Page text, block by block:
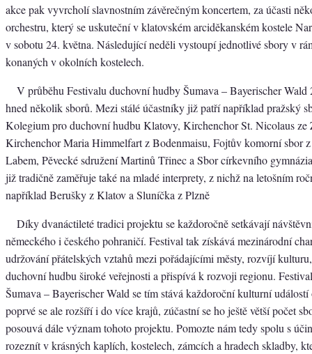
akce pak vyvrcholí slavnostním závěrečným koncertem, za účasti
orchestru, který se uskuteční v klatovském arciděkanském kostele
v sobotu 24. května. Následující neděli vystoupí jednotlivé sbory v
konaných v okolních kostelech.
V průběhu Festivalu duchovní hudby Šumava – Bayerischer Wald
hned několik sborů. Mezi stálé účastníky již patří například pražský
Kolegium pro duchovní hudbu Klatovy, Kirchenchor St. Nicolaus ze
Kirchenchor Maria Himmelfart z Bodenmaisu, Fojtův komorní sbor
Labem, Pěvecké sdružení Martinů Třinec a Sbor církevního
již tradičně zaměřuje také na mladé interprety, z nichž na letošním
například Berušky z Klatov a Sluníčka z Plzně
Díky dvanáctileté tradici projektu se každoročně setkávají
německého i českého pohraničí. Festival tak získává mezinárodní
udržování přátelských vztahů mezi pořádajícími městy, rozvíjí
duchovní hudbu široké veřejnosti a přispívá k rozvoji regionu.
Šumava – Bayerischer Wald se tím stává každoroční kulturní
poprvé se ale rozšíří i do více krajů, zúčastní se ho ještě větší počet
posouvá dále význam tohoto projektu. Pomozte nám tedy spolu s
rozeznít v krásných kaplích, kostelech, zámcích a hradech skladby,